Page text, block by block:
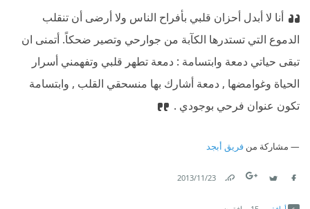
أنا لا أبدل أحزان قلبي بأفراح الناس ولا أرضى أن تنقلب
الدموع التي تستدرها الكآبة من جوارحي وتصير ضحكاً. أتمنى ان
تبقى حياتي دمعة وابتسامة : دمعة تطهر قلبي وتفهمني أسرار
الحياة وغوامضها , دمعة أشارك بها منسحقي القلب , وابتسامة
تكون عنوان فرحي بوجودي .
مشاركة من فريق أبجد
23‏/11‏/2013